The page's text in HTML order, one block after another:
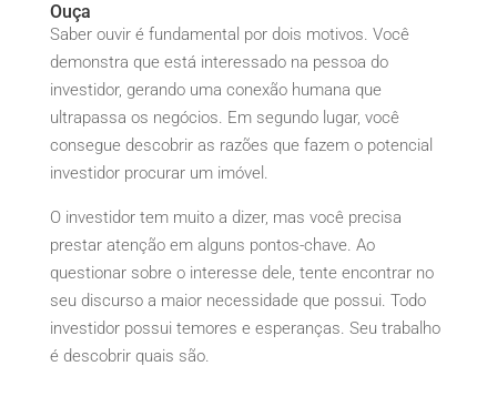
Ouça
Saber ouvir é fundamental por dois motivos. Você
demonstra que está interessado na pessoa do
investidor, gerando uma conexão humana que
ultrapassa os negócios. Em segundo lugar, você
consegue descobrir as razões que fazem o potencial
investidor procurar um imóvel.
O investidor tem muito a dizer, mas você precisa
prestar atenção em alguns pontos-chave. Ao
questionar sobre o interesse dele, tente encontrar no
seu discurso a maior necessidade que possui. Todo
investidor possui temores e esperanças. Seu trabalho
é descobrir quais são.